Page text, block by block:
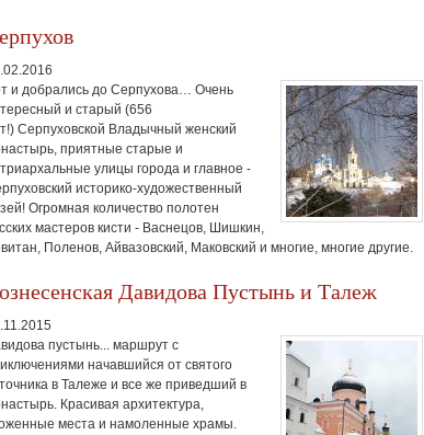
и добрались до Серпухова… Очень
и старый (656
Серпуховской Владычный женский
приятные старые и
улицы города и главное -
историко-художественный
Огромная количество полотен
мастеров кисти - Васнецов, Шишкин,
Поленов, Айвазовский, Маковский и многие, многие другие.
Давидова Пустынь и Талеж
пустынь... маршрут с
начавшийся от святого
в Талеже и все же приведший в
Красивая архитектура,
места и намоленные храмы.